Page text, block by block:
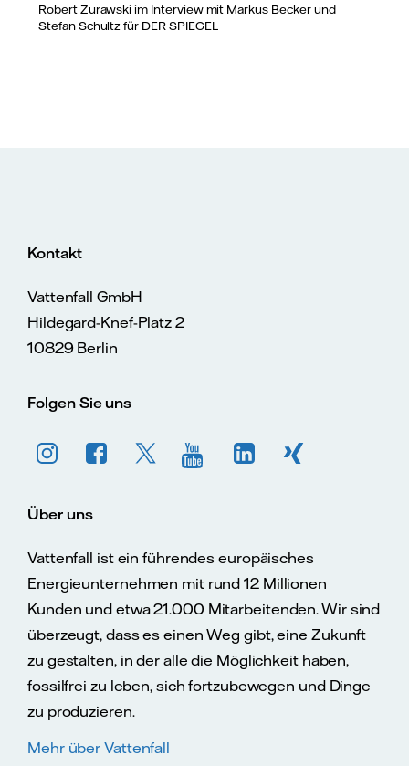
Robert Zurawski im Interview mit Markus Becker und
Stefan Schultz für DER SPIEGEL
Kontakt
Vattenfall GmbH
Hildegard-Knef-Platz 2
10829 Berlin
Folgen Sie uns
Über uns
Vattenfall ist ein führendes europäisches
Energieunternehmen mit rund 12 Millionen
Kunden und etwa 21.000 Mitarbeitenden. Wir sind
überzeugt, dass es einen Weg gibt, eine Zukunft
zu gestalten, in der alle die Möglichkeit haben,
fossilfrei zu leben, sich fortzubewegen und Dinge
zu produzieren.
Mehr über Vattenfall